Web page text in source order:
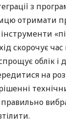
з
отримати
інструменти
скорочує час
облік і
на
правильно